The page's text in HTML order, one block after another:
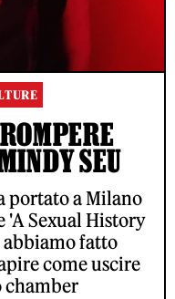
SEU
portato a Milano
'A Sexual History
fatto
come uscire
chamber